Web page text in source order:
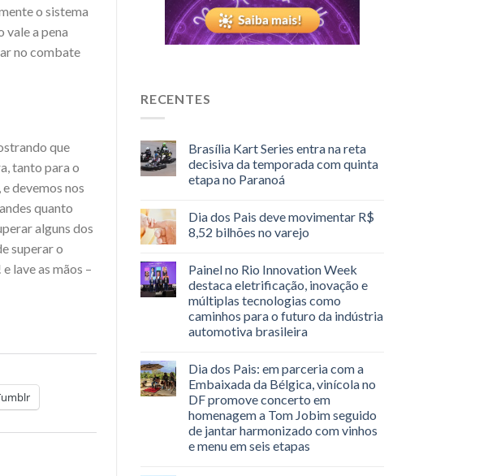
o sistema
vale a pena
no combate
que
tanto para o
devemos nos
quanto
alguns dos
superar o
lave as mãos –
RECENTES
Brasília Kart Series entra na reta
decisiva da temporada com quinta
etapa no Paranoá
Dia dos Pais deve movimentar R$
8,52 bilhões no varejo
Painel no Rio Innovation Week
destaca eletrificação, inovação e
múltiplas tecnologias como
caminhos para o futuro da indústria
automotiva brasileira
Dia dos Pais: em parceria com a
Embaixada da Bélgica, vinícola no
DF promove concerto em
homenagem a Tom Jobim seguido
de jantar harmonizado com vinhos
e menu em seis etapas